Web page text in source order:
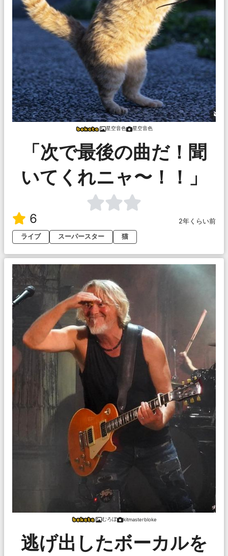
星空音色 星空音色
「次で最後の曲だ！聞
いてくれニャ〜！！」
6
2年くらい前
ライブ
スーパースター 猫
むろぼ kitmasterbloke
逃げ出したボーカルを